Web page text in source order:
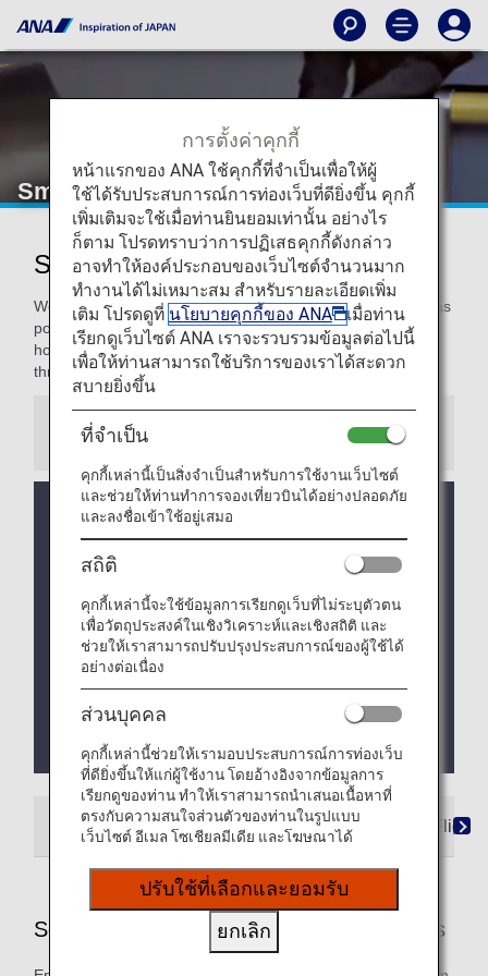
Smooth Flying
Smooth Flying for a Pleasant Flight
We are committed to making our travelers as comfortable as
possible, and even more for our Premium Members. We
hope you enjoy these special services to support you
throughout your travel.
Information
Due to a system issue, when booking ANA
Domestic Flight Awards on the ANA website, your
registered Premium Member Service information is
not be shared for flights operated by airlines other
than ANA. Please present your status card or digital
card when redeeming Premium Member Service
benefits. We apologize for the inconvenience.
For more details, please review the
Changes to
the ANA Super Flyers Card System
ANA-Operated Flights Star Alliance Partner Flights
Services Offered on ANA-Operated Flights
การตั้งค่าคุกกี้
หน้าแรกของ ANA ใช้คุกกี้ที่จำเป็นเพื่อให้ผู้
ใช้ได้รับประสบการณ์การท่องเว็บที่ดียิ่งขึ้น คุกกี้
เพิ่มเติมจะใช้เมื่อท่านยินยอมเท่านั้น อย่างไร
ก็ตาม โปรดทราบว่าการปฏิเสธคุกกี้ดังกล่าว
อาจทำให้องค์ประกอบของเว็บไซต์จำนวนมาก
ทำงานได้ไม่เหมาะสม สำหรับรายละเอียดเพิ่ม
เติม โปรดดูที่ นโยบายคุกกี้ของ ANA
เมื่อท่าน
เรียกดูเว็บไซต์ ANA เราจะรวบรวมข้อมูลต่อไปนี้
เพื่อให้ท่านสามารถใช้บริการของเราได้สะดวก
สบายยิ่งขึ้น
ที่จำเป็น
คุกกี้เหล่านี้เป็นสิ่งจำเป็นสำหรับการใช้งานเว็บไซต์
และช่วยให้ท่านทำการจองเที่ยวบินได้อย่างปลอดภัย
และลงชื่อเข้าใช้อยู่เสมอ
สถิติ
คุกกี้เหล่านี้จะใช้ข้อมูลการเรียกดูเว็บที่ไม่ระบุตัวตน
เพื่อวัตถุประสงค์ในเชิงวิเคราะห์และเชิงสถิติ และ
ช่วยให้เราสามารถปรับปรุงประสบการณ์ของผู้ใช้ได้
อย่างต่อเนื่อง
ส่วนบุคคล
คุกกี้เหล่านี้ช่วยให้เรามอบประสบการณ์การท่องเว็บ
ที่ดียิ่งขึ้นให้แก่ผู้ใช้งาน โดยอ้างอิงจากข้อมูลการ
เรียกดูของท่าน ทำให้เราสามารถนำเสนอเนื้อหาที่
ตรงกับความสนใจส่วนตัวของท่านในรูปแบบ
เว็บไซต์ อีเมล โซเชียลมีเดีย และโฆษณาได้
ปรับใช้ที่เลือกและยอมรับ
ยกเลิก